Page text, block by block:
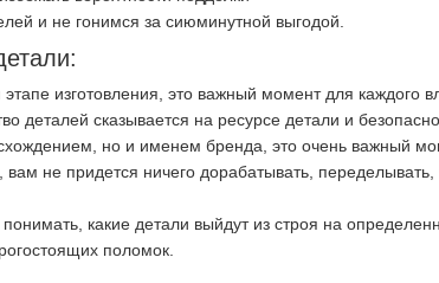
и не гонимся за сиюминутной выгодой.
этапе изготовления, это важный момент для каждого
деталей сказывается на ресурсе детали и
но и именем бренда, это очень важный
не придется ничего дорабатывать,
какие детали выйдут из строя на
поломок.